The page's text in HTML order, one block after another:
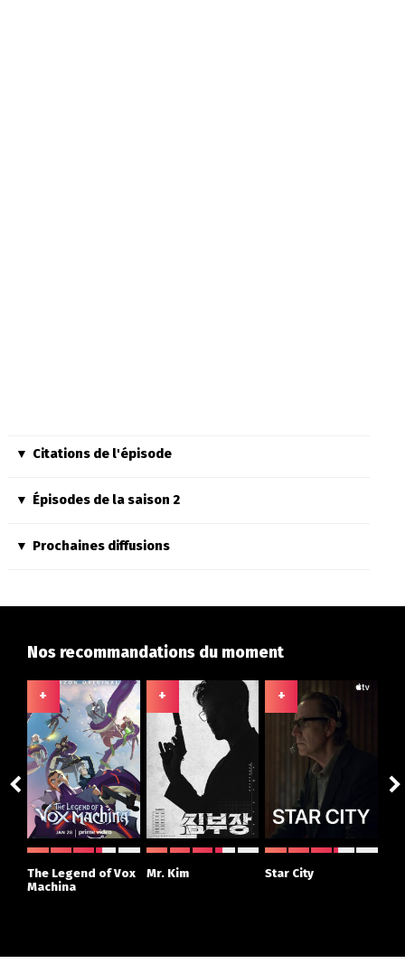
Citations de l'épisode
Épisodes de la saison 2
Prochaines diffusions
Nos recommandations du moment
+
The Legend of Vox
Machina
+
Mr. Kim
+
Star City